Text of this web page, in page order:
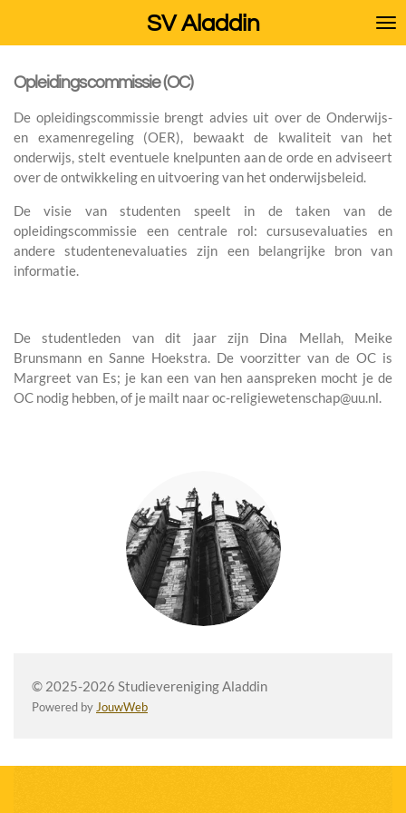
de
SV Aladdin
Opleidingscommissie (OC)
De opleidingscommissie brengt advies uit over de Onderwijs-
en examenregeling (OER), bewaakt de kwaliteit van het
onderwijs, stelt eventuele knelpunten aan de orde en adviseert
over de ontwikkeling en uitvoering van het onderwijsbeleid.
De visie van studenten speelt in de taken van de
opleidingscommissie een centrale rol:cursusevaluaties en
andere studentenevaluaties zijn een belangrijke bron van
informatie.
De studentleden van dit jaar zijn Dina Mellah, Meike
Brunsmann en Sanne Hoekstra. De voorzitter van de OC is
Margreet van Es; je kan een van hen aanspreken mocht je de
OC nodig hebben, of je mailt naar oc-religiewetenschap@uu.nl.
© 2025-2026 Studievereniging Aladdin
Powered by JouwWeb